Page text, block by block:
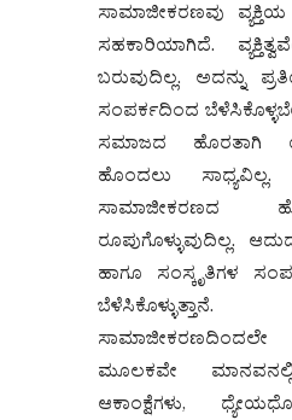
ಸಾಮಾಜೀಕರಣವು
ಸಹಕಾರಿಯಾಗಿದೆ.
ಬರುವುದಿಲ್ಲ. ಅದನ್ನು
ಸಂಪರ್ಕದಿಂದ
ಸಮಾಜದ ಹೊರತಾಗಿ
ಹೊಂದಲು
ಸಾಮಾಜೀಕರಣದ
ರೂಪುಗೊಳ್ಳುವುದಿಲ್ಲ.
ಹಾಗೂ ಸಂಸ್ಕೃತಿಗಳ
ಮೂಲಕವೇ
ಆಕಾಂಕ್ಷೆಗಳು,